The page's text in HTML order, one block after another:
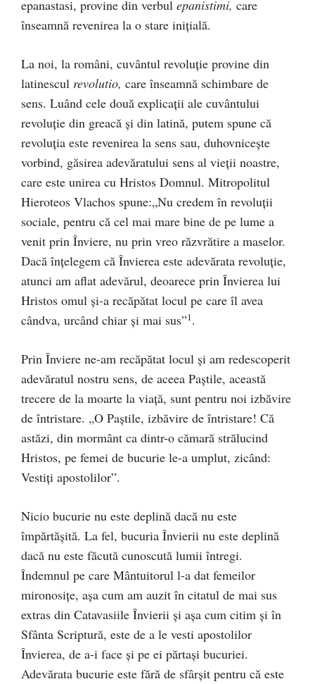
epanastasi, provine din verbul epanistimi, care
înseamnă revenirea la o stare inițială.
La noi, la români, cuvântul revoluție provine din
latinescul revolutio, care înseamnă schimbare de
sens. Luând cele două explicații ale cuvântului
revoluție din greacă și din latină, putem spune că
revoluția este revenirea la sens sau, duhovnicește
vorbind, găsirea adevăratului sens al vieții noastre,
care este unirea cu Hristos Domnul. Mitropolitul
Hieroteos Vlachos spune:„Nu credem în revoluții
sociale, pentru că cel mai mare bine de pe lume a
venit prin Înviere, nu prin vreo răzvrătire a maselor.
Dacă înțelegem că Învierea este adevărata revoluție,
atunci am aflat adevărul, deoarece prin Învierea lui
Hristos omul și-a recăpătat locul pe care îl avea
cândva, urcând chiar și mai sus”1.
Prin Înviere ne-am recăpătat locul și am redescoperit
adevăratul nostru sens, de aceea Paștile, această
trecere de la moarte la viață, sunt pentru noi izbăvire
de întristare. „O Paştile, izbăvire de întristare! Că
astăzi, din mormânt ca dintr-o cămară strălucind
Hristos, pe femei de bucurie le-a umplut, zicând:
Vestiţi apostolilor”.
Nicio bucurie nu este deplină dacă nu este
împărtășită. La fel, bucuria Învierii nu este deplină
dacă nu este făcută cunoscută lumii întregi.
Îndemnul pe care Mântuitorul l-a dat femeilor
mironosițe, așa cum am auzit în citatul de mai sus
extras din Catavasiile Învierii și așa cum citim și în
Sfânta Scriptură, este de a le vesti apostolilor
Învierea, de a-i face și pe ei părtași bucuriei.
Adevărata bucurie este fără de sfârșit pentru că este